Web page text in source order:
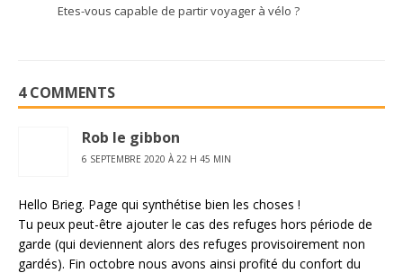
Etes-vous capable de partir voyager à vélo ?
4 COMMENTS
Rob le gibbon
6 SEPTEMBRE 2020 À 22 H 45 MIN
Hello Brieg. Page qui synthétise bien les choses !
Tu peux peut-être ajouter le cas des refuges hors période de
garde (qui deviennent alors des refuges provisoirement non
gardés). Fin octobre nous avons ainsi profité du confort du